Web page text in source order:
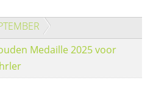
Medaille 2025 voor